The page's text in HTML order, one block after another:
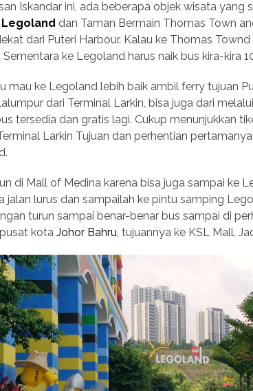
Iskandar ini, ada beberapa objek wisata yang
Legoland dan Taman Bermain Thomas Town
dari Puteri Harbour. Kalau ke Thomas
Sementara ke Legoland harus naik bus kira-kira
mau ke Legoland lebih baik ambil ferry tujuan
dari Terminal Larkin, bisa juga dari
tersedia dan gratis lagi. Cukup menunjukkan
Larkin Tujuan dan perhentian
di Mall of Medina karena bisa juga sampai ke
jalan lurus dan sampailah ke pintu samping
turun sampai benar-benar bus sampai di
kota Johor Bahru , tujuannya ke KSL Mall.